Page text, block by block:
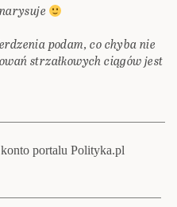
podam, co chyba nie
strzałkowych ciągów jest
portalu Polityka.pl